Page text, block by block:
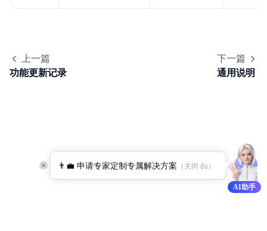
成本管理
API参考
上一篇
功能更新记录
下一篇
通用说明
AI助手
👨‍💼 申请专家定制专属解决方案 （关闭 8s）